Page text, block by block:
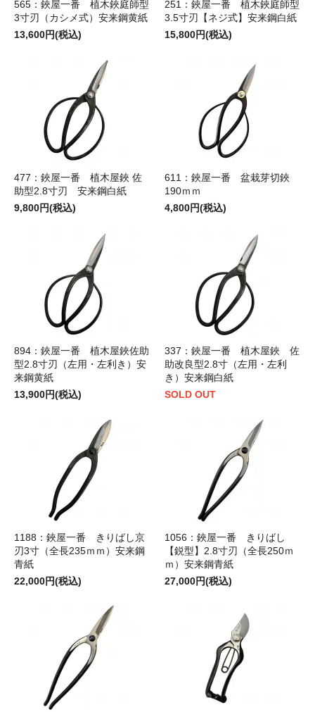
565：鋏屋一番 植木鋏庭師型
3寸刃（カシメ式）安来鋼黄紙
13,600円(税込)
251：鋏屋一番 植木鋏庭師型
3.5寸刃【ネジ式】安来鋼白紙
15,800円(税込)
477：鋏屋一番 植木屋鋏 佐
助型2.8寸刃 安来鋼白紙
9,800円(税込)
611：鋏屋一番 盆栽芽切鋏
190ｍｍ
4,800円(税込)
894：鋏屋一番 植木屋鋏佐助
型2.8寸刃（左用・左利き）安
来鋼黄紙
13,900円(税込)
337：鋏屋一番 植木屋鋏 佐
助改良型2.8寸（左用・左利
き）安来鋼白紙
SOLD OUT
1188：鋏屋一番 きりばし京
刃3寸（全長235ｍｍ）安来鋼
青紙
22,000円(税込)
1056：鋏屋一番 きりばし
【鋭型】2.8寸刃（全長250ｍ
ｍ）安来鋼青紙
27,000円(税込)